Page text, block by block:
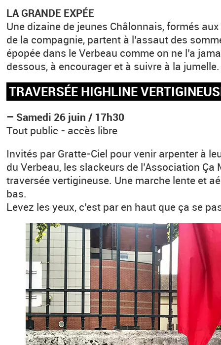
LA GRANDE EXPÉE
Une dizaine de jeunes Châlonnais, formés
de la compagnie, partent à l’assaut des
épopée dans le Verbeau comme on ne l’a
dessous, à encourager et à suivre à la jumelle.
TRAVERSÉE HIGHLINE
– Samedi 26 juin / 17h30
Tout public - accès libre
Invités par Gratte-Ciel pour venir arpenter à
du Verbeau, les slackeurs de l’Association
traversée vertigineuse. Une marche lente et
bas.
Levez les yeux, c’est par en haut que ça se